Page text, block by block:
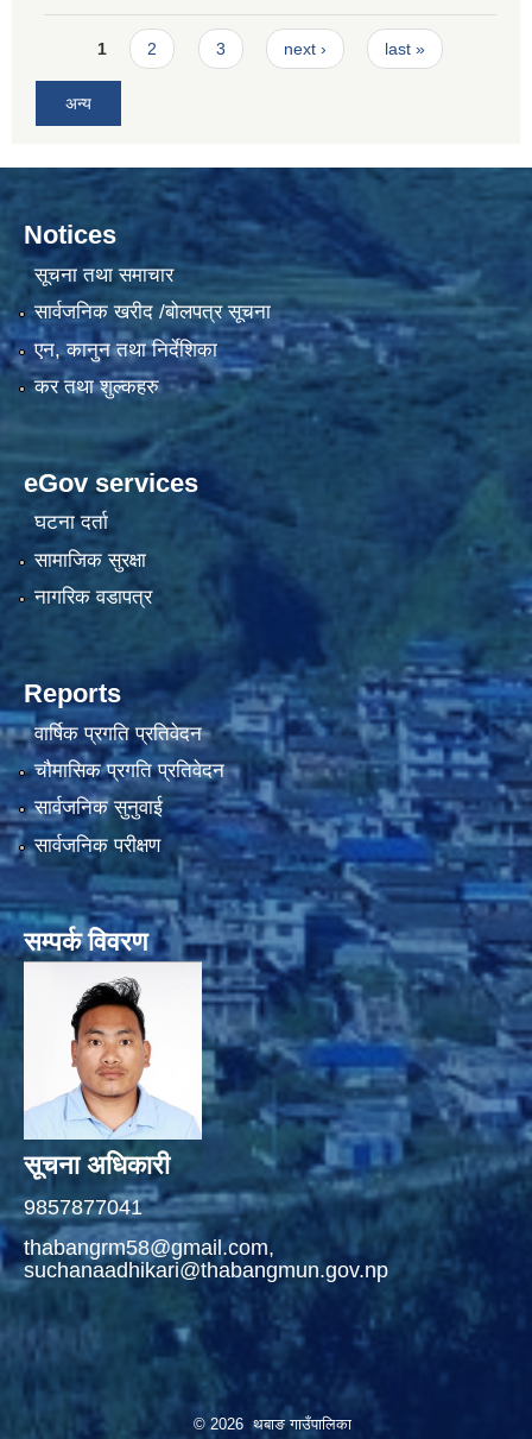
Pages
1 2 3 next › last »
अन्य
Notices
सूचना तथा समाचार
सार्वजनिक खरीद /बोलपत्र सूचना
एन, कानुन तथा निर्देशिका
कर तथा शुल्कहरु
eGov services
घटना दर्ता
सामाजिक सुरक्षा
नागरिक वडापत्र
Reports
वार्षिक प्रगति प्रतिवेदन
चौमासिक प्रगति प्रतिवेदन
सार्वजनिक सुनुवाई
सार्वजनिक परीक्षण
सम्पर्क विवरण
सूचना अधिकारी
9857877041
thabangrm58@gmail.com,
suchanaadhikari@thabangmun.gov.np
© 2026 थबाङ गाउँपालिका